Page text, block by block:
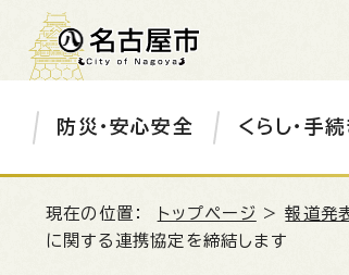
防災・安心安全 くらし・手続
現在の位置： トップページ >報道発
に関する連携協定を締結します